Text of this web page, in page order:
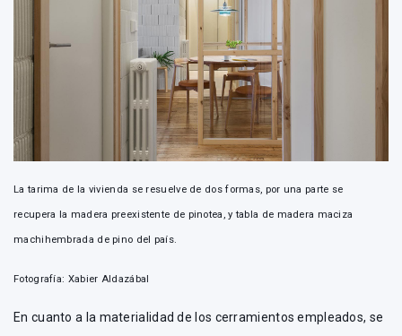
La tarima de la vivienda se resuelve de dos formas, por una parte se
recupera la madera preexistente de pinotea, y tabla de madera maciza
machihembrada de pino del país.
Fotografía: Xabier Aldazábal
En cuanto a la materialidad de los cerramientos empleados, se